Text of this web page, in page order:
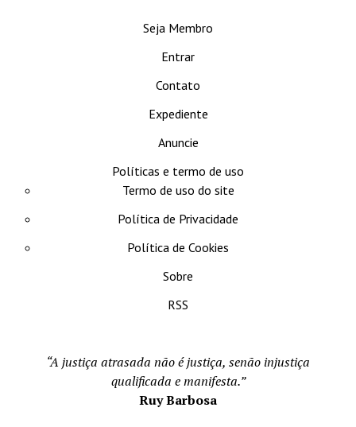
Seja Membro
Entrar
Contato
Expediente
Anuncie
Políticas e termo de uso
Termo de uso do site
Política de Privacidade
Política de Cookies
Sobre
RSS
“A justiça atrasada não é justiça, senão injustiça
qualificada e manifesta.”
Ruy Barbosa